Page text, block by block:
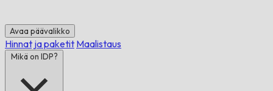
Avaa päävalikko
Hinnat ja paketit Maalistaus
Mikä on IDP?